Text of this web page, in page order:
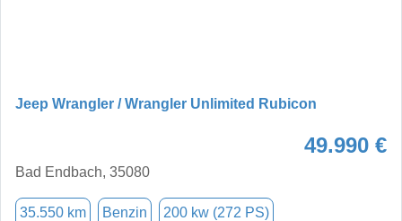
Jeep Wrangler / Wrangler Unlimited Rubicon
49.990 €
Bad Endbach, 35080
35.550 km Benzin 200 kw (272 PS)